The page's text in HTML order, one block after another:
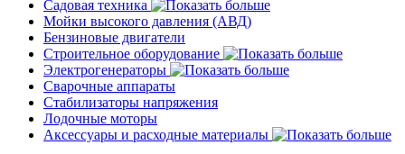
Садовая техника
Мойки высокого давления (АВД)
Бензиновые двигатели
Строительное оборудование
Электрогенераторы
Сварочные аппараты
Стабилизаторы напряжения
Лодочные моторы
Аксессуары и расходные материалы